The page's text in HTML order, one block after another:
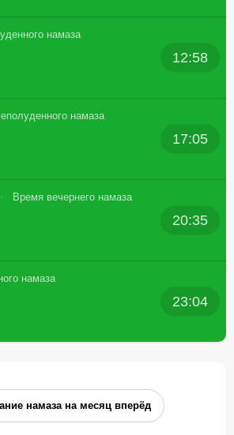
намаза
12:58
намаза
17:05
Время вечернего намаза
20:35
намаза
23:04
намаза на месяц вперёд